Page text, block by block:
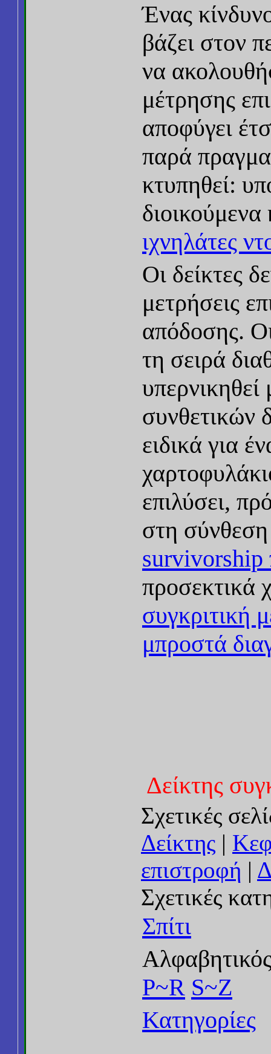
Ένας
βάζει στον
να
μέτρησης
αποφύγει
παρά
κτυπηθεί:
διοικούμενα
ιχνηλάτες
Οι δείκτες
μετρήσεις
απόδοσης.
τη σειρά
συνθετικών
ειδικά για
επιλύσει,
στη
survivorship
προσεκτικά
συγκριτική
μπροστά
Δείκτης
Σχετικές
Δείκτης |
επιστροφή |
Σχετικές
Σπίτι
P~R S~Z
Κατηγορίες